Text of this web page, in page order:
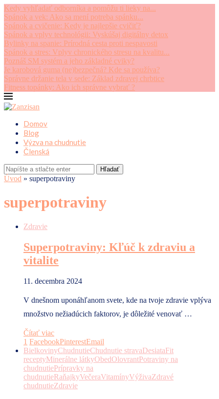
Kedy vyhľadať odborníka a pomôžu ti lieky na...
Spánok a vek: Ako sa mení potreba spánku...
Spánok a cvičenie: Kedy je najlepšie cvičiť?
Spánok a vplyv technológii: Vyskúšaj digitálny detox
Bylinky na spanie: Prírodná cesta proti nespavosti
Spánok a stres: Vplyv chronického stresu na kvalitu...
Poznáš SM systém a jeho základné cviky?
Je karobová guma (ne)bezpečná? Kde sa používa?
Správne držanie tela v sede: Základ zdravej chrbtice
Fitness topánky: Ako ich správne vybrať ?
Domov
Blog
Výzva na chudnutie
Členská
Hľadať
Úvod » superpotraviny
superpotraviny
Zdravie
Superpotraviny: Kľúč k zdraviu a
vitalite
11. decembra 2024
V dnešnom uponáhľanom svete, kde na tvoje zdravie vplýva
množstvo nežiadúcich faktorov, je dôležité venovať …
Čítať viac
1 FacebookPinterestEmail
BielkovinyChudnutieChudnutie stravaDesiataFit
receptyMinerálne látkyObedOlovrantPotraviny na
chudnutiePrípravky na
chudnutieRaňajkyVečeraVitamínyVýživaZdravé
chudnutieZdravie